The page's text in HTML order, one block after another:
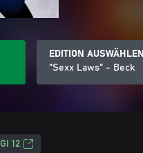
EDITION AUSWÄHLEN
"Sexx Laws" - Beck
12